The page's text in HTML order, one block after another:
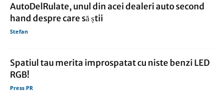
AutoDelRulate, unul din acei dealeri auto second
hand despre care să știi
Stefan
Spatiul tau merita improspatat cu niste benzi LED
RGB!
Press PR